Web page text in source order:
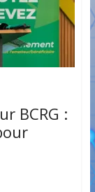
BCRG :